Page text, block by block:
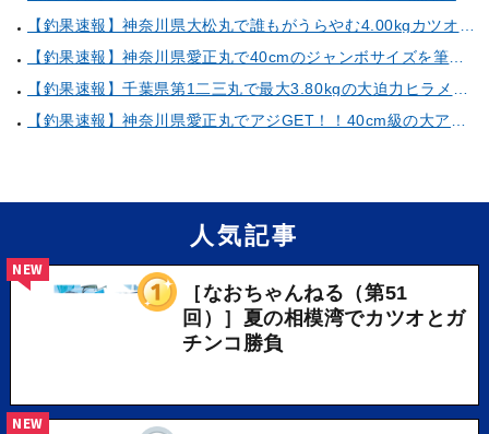
【釣果速報】神奈川県大松丸で誰もがうらやむ4.00kgカツオをキャッチ！あなたも乗船して青物三昧しませんか？
【釣果速報】神奈川県愛正丸で40cmのジャンボサイズを筆頭にアジが釣れまくり！味も極上な今が乗船どき！
【釣果速報】千葉県第1二三丸で最大3.80kgの大迫力ヒラメ獲れる！憧れの巨大根魚に出会う船の旅に出ませんか？
【釣果速報】神奈川県愛正丸でアジGET！！40cm級の大アジもお目見え！？ぜひスカッと釣りに来てください！
人気記事
［なおちゃんねる（第51
回）］夏の相模湾でカツオとガ
チンコ勝負
NEW
NEW